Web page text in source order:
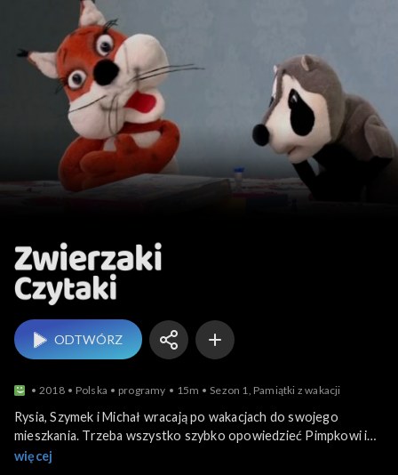
ODTWÓRZ
2018 Polska programy 15m Sezon 1, Pamiątki z wakacji
Rysia, Szymek i Michał wracają po wakacjach do swojego
mieszkania. Trzeba wszystko szybko opowiedzieć Pimpkowi i
Pompkowi. O tym jak byli nad morzem, nad jeziorem i w górach.
więcej